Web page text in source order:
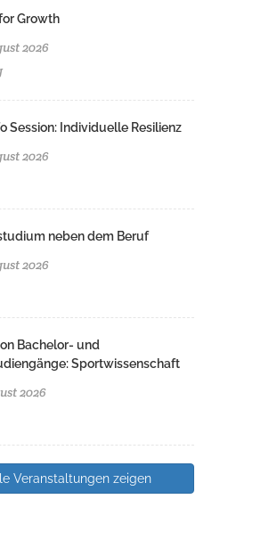
Growth
2026
Session: Individuelle Resilienz
2026
neben dem Beruf
2026
Bachelor- und
Sportwissenschaft
2026
Veranstaltungen zeigen